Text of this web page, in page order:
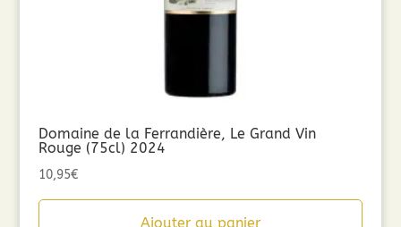
Domaine de la Ferrandière, Le Grand Vin
Rouge (75cl) 2024
10,95€
Ajouter au panier